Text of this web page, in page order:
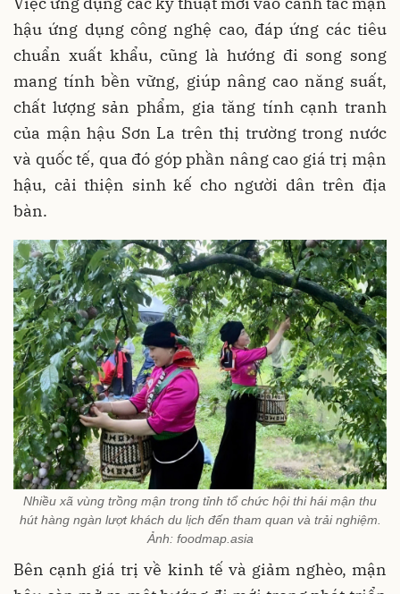
hậu ứng dụng công nghệ cao, đáp ứng các tiêu
chuẩn xuất khẩu, cũng là hướng đi song song
mang tính bền vững, giúp nâng cao năng suất,
chất lượng sản phẩm, gia tăng tính cạnh tranh
của mận hậu Sơn La trên thị trường trong nước
và quốc tế, qua đó góp phần nâng cao giá trị mận
hậu, cải thiện sinh kế cho người dân trên địa
bàn.
Nhiều xã vùng trồng mận trong tỉnh tổ chức hội thi hái mận thu
hút hàng ngàn lượt khách du lịch đến tham quan và trải nghiệm.
Ảnh: foodmap.asia
Bên cạnh giá trị về kinh tế và giảm nghèo, mận